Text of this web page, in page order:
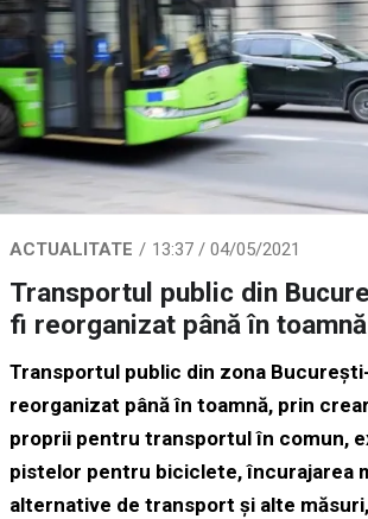
ACTUALITATE 13:37 / 04/05/2021
Transportul public din
fi reorganizat până în toamnă
Transportul public din zona
reorganizat până în toamnă, prin
proprii pentru transportul în comun,
pistelor pentru biciclete, încurajarea
alternative de transport și alte